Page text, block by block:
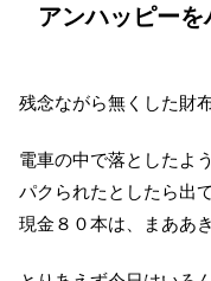
アンハッピーを
残念ながら無くした財
電車の中で落としたよ
パクられたとしたら出
現金８０本は、まああ